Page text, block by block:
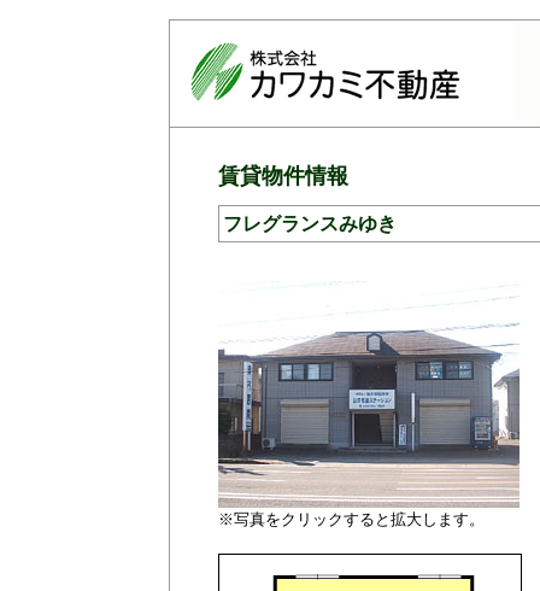
賃貸物件情報
フレグランスみゆき
※写真をクリックすると拡大します。